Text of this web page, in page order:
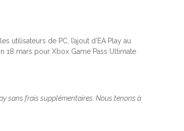
utilisateurs de PC, l’ajout d’EA Play au
18 mars pour Xbox Game Pass Ultimate
sans frais supplémentaires. Nous tenons à